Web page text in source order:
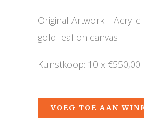
Original Artwork – Acrylic
gold leaf on canvas
Kunstkoop: 10 x €550,00
VOEG TOE AAN